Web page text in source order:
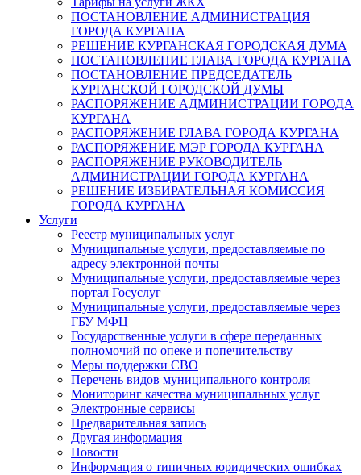
ПОСТАНОВЛЕНИЕ АДМИНИСТРАЦИЯ
ГОРОДА КУРГАНА
РЕШЕНИЕ КУРГАНСКАЯ ГОРОДСКАЯ ДУМА
ПОСТАНОВЛЕНИЕ ГЛАВА ГОРОДА КУРГАНА
ПОСТАНОВЛЕНИЕ ПРЕДСЕДАТЕЛЬ
КУРГАНСКОЙ ГОРОДСКОЙ ДУМЫ
РАСПОРЯЖЕНИЕ АДМИНИСТРАЦИИ ГОРОДА
КУРГАНА
РАСПОРЯЖЕНИЕ ГЛАВА ГОРОДА КУРГАНА
РАСПОРЯЖЕНИЕ МЭР ГОРОДА КУРГАНА
РАСПОРЯЖЕНИЕ РУКОВОДИТЕЛЬ
АДМИНИСТРАЦИИ ГОРОДА КУРГАНА
РЕШЕНИЕ ИЗБИРАТЕЛЬНАЯ КОМИССИЯ
ГОРОДА КУРГАНА
Услуги
Реестр муниципальных услуг
Муниципальные услуги, предоставляемые по
адресу электронной почты
Муниципальные услуги, предоставляемые через
портал Госуслуг
Муниципальные услуги, предоставляемые через
ГБУ МФЦ
Государственные услуги в сфере переданных
полномочий по опеке и попечительству
Меры поддержки СВО
Перечень видов муниципального контроля
Мониторинг качества муниципальных услуг
Электронные сервисы
Предварительная запись
Другая информация
Новости
Информация о типичных юридических ошибках